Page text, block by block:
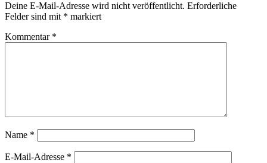
Deine E-Mail-Adresse wird nicht veröffentlicht. Erforderliche
Felder sind mit * markiert
Kommentar *
Name *
E-Mail-Adresse *